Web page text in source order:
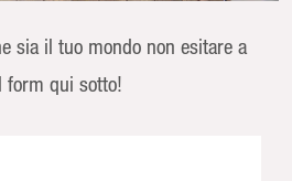
sia il tuo mondo non esitare a
form qui sotto!